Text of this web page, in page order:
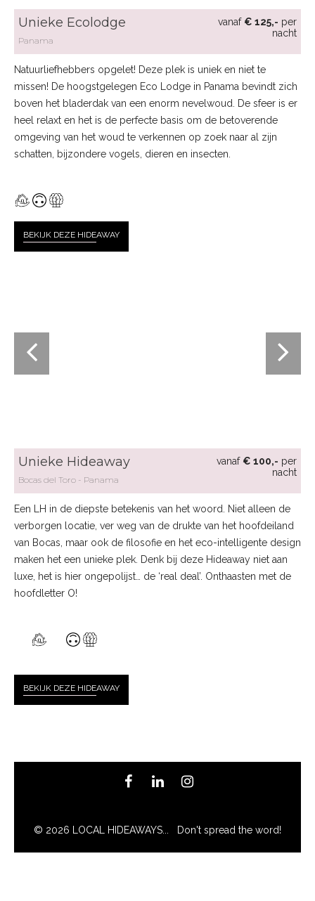
vanaf € 125,- per
nacht
Unieke Ecolodge
Panama
Natuurliefhebbers opgelet! Deze plek is uniek en niet te
missen! De hoogstgelegen Eco Lodge in Panama bevindt zich
boven het bladerdak van een enorm nevelwoud. De sfeer is er
heel relaxt en het is de perfecte basis om de betoverende
omgeving van het woud te verkennen op zoek naar al zijn
schatten, bijzondere vogels, dieren en insecten.
BEKIJK DEZE HIDEAWAY
vanaf € 100,- per
nacht
Unieke Hideaway
Bocas del Toro Panama
Een LH in de diepste betekenis van het woord. Niet alleen de
verborgen locatie, ver weg van de drukte van het hoofdeiland
van Bocas, maar ook de filosofie en het eco-intelligente design
maken het een unieke plek. Denk bij deze Hideaway niet aan
luxe, het is hier ongepolijst… de ‘real deal’. Onthaasten met de
hoofdletter O!
BEKIJK DEZE HIDEAWAY
© 2026 LOCAL HIDEAWAYS... Don't spread the word!